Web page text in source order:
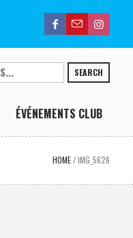
SEARCH
ÉVÉNEMENTS CLUB
HOME /IMG_5626